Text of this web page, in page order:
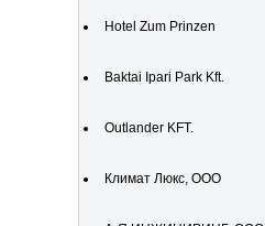
Hotel Zum Prinzen
Baktai Ipari Park Kft.
Outlander KFT.
Климат Люкс, ООО